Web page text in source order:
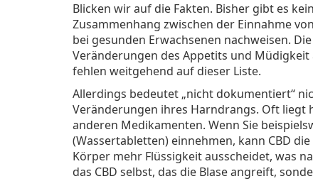
Blicken wir auf die Fakten. Bisher gibt es
Zusammenhang zwischen der Einnahme
bei gesunden Erwachsenen nachweisen.
Veränderungen des Appetits und
fehlen weitgehend auf dieser Liste.
Allerdings bedeutet „nicht dokumentiert“
Veränderungen ihres Harndrangs. Oft liegt
anderen Medikamenten. Wenn Sie
(Wassertabletten) einnehmen, kann CBD
Körper mehr Flüssigkeit ausscheidet, was
das CBD selbst, das die Blase angreift,